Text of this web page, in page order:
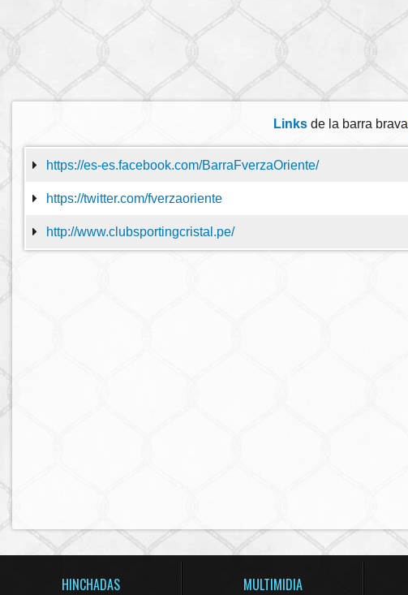
Links de la barra brava
https://es-es.facebook.com/BarraFverzaOriente/
https://twitter.com/fverzaoriente
http://www.clubsportingcristal.pe/
HINCHADAS MULTIMIDIA